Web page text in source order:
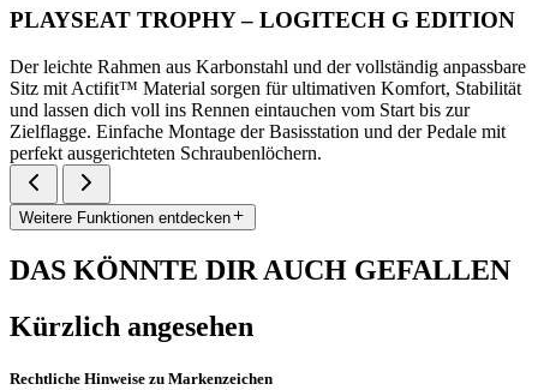
PLAYSEAT TROPHY – LOGITECH G EDITION
Der leichte Rahmen aus Karbonstahl und der vollständig anpassbare
Sitz mit Actifit™️ Material sorgen für ultimativen Komfort, Stabilität
und lassen dich voll ins Rennen eintauchen vom Start bis zur
Zielflagge. Einfache Montage der Basisstation und der Pedale mit
perfekt ausgerichteten Schraubenlöchern.
Weitere Funktionen entdecken
DAS KÖNNTE DIR AUCH GEFALLEN
Kürzlich angesehen
Rechtliche Hinweise zu Markenzeichen